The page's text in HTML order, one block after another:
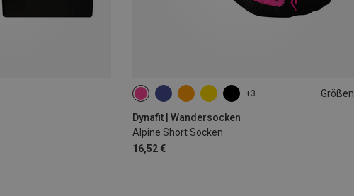
+3 Größen
Dynafit | Wandersocken
Alpine Short Socken
16,52 €
35|36|37|38 39|40|41|42